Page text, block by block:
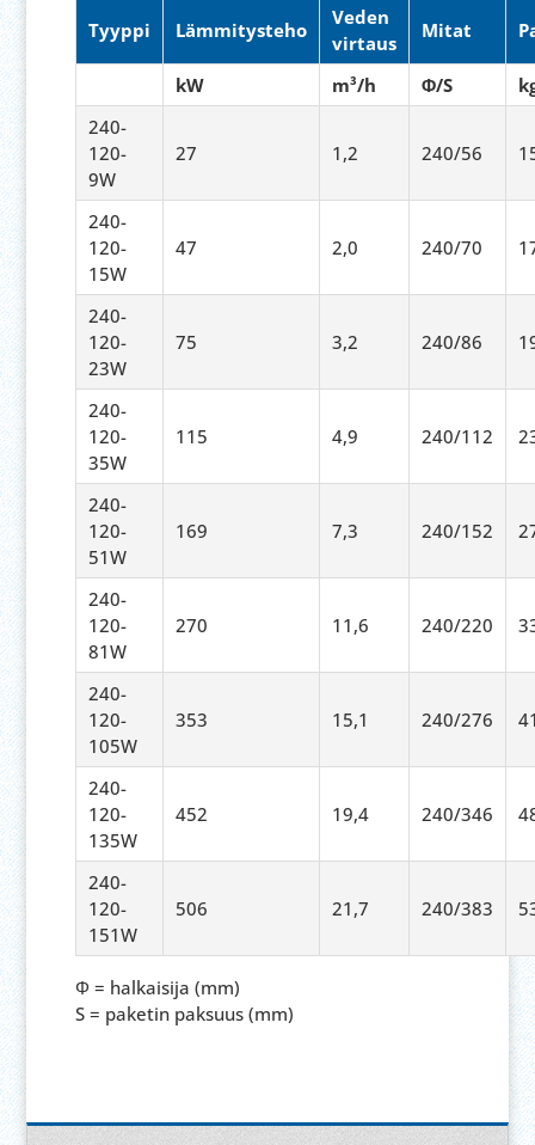
Tyyppi Lämmitysteho
Veden
virtaus
Mitat
kW m³/h Φ/S
240-
120-
9W
27 1,2 240/56
240-
120-
15W
47 2,0 240/70
240-
120-
23W
75 3,2 240/86
240-
120-
35W
115 4,9 240/112
240-
120-
51W
169 7,3 240/152
240-
120-
81W
270 11,6 240/220
240-
120-
105W
353 15,1 240/276
240-
120-
135W
452 19,4 240/346
240-
120-
151W
506 21,7 240/383
Φ = halkaisija (mm)
S = paketin paksuus (mm)